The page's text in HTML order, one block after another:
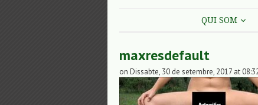
QUI SOM
maxresdefault
on Dissabte, 30 de setembre, 2017 at